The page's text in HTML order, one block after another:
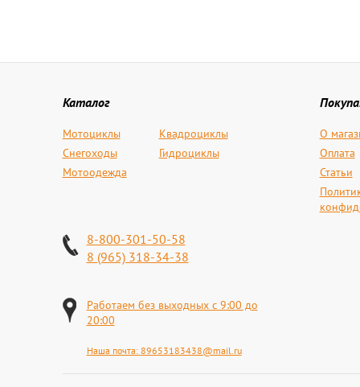
Каталог
Мотоциклы
Квадроциклы
Снегоходы
Гидроциклы
Мотоодежда
О
Оплата
Статьи
8-800-301-50-58
8 (965) 318-34-38
Работаем без выходных с 9:00 до
20:00
Наша почта: 89653183438@mail.ru